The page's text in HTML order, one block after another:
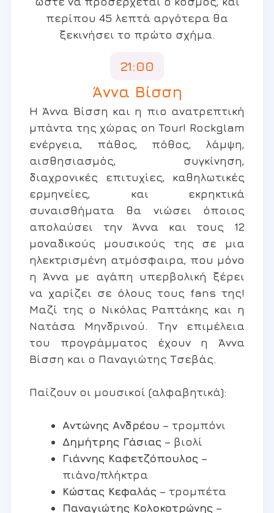
περίπου 45 λεπτά αργότερα θα
ξεκινήσει το πρώτο σχήμα.
21:00
Άννα Βίσση
Η Άννα Βίσση και η πιο ανατρεπτική
μπάντα της χώρας on Tour! Rockglam
ενέργεια, πάθος, πόθος, λάμψη,
αισθησιασμός, συγκίνηση,
διαχρονικές επιτυχίες, καθηλωτικές
ερμηνείες, και εκρηκτικά
συναισθήματα θα νιώσει όποιος
απολαύσει την Άννα και τους 12
μοναδικούς μουσικούς της σε μια
ηλεκτρισμένη ατμόσφαιρα, που μόνο
η Άννα με αγάπη υπερβολική ξέρει
να χαρίζει σε όλους τους fans της!
Μαζί της ο Νικόλας Ραπτάκης και η
Νατάσα Μηνδρινού. Την επιμέλεια
του προγράμματος έχουν η Άννα
Βίσση και ο Παναγιώτης Τσεβάς.
Παίζουν οι μουσικοί (αλφαβητικά):
Αντώνης Ανδρέου – τρομπόνι
Δημήτρης Γάσιας – βιολί
Γιάννης Καφετζόπουλος –
πιάνο/πλήκτρα
Κώστας Κεφαλάς – τρομπέτα
Παναγιώτης Κολοκοτρώνης –